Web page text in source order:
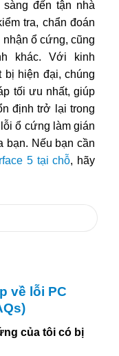
đến tận nhà
tra, chẩn đoán
ổ cứng, cũng
khác. Với kinh
bị hiện đại, chúng
tối ưu nhất, giúp
định trở lại trong
ổ cứng làm gián
bạn. Nếu bạn cần
5 tại chỗ, hãy
về lỗi PC
của tôi có bị